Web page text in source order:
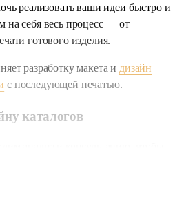
реализовать ваши идеи быстро и
на себя весь процесс — от
готового изделия.
разработку макета и дизайн
с последующей печатью.
каталогов
продукции. Затем создаём
макеты, тщательно
Особое внимание